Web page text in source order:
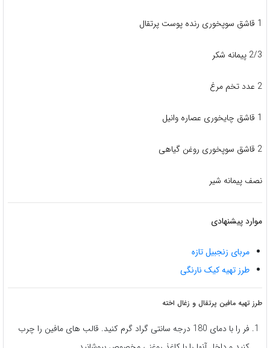
1 قاشق سوپخوری رنده پوست پرتقال
2/3 پیمانه شکر
2 عدد تخم مرغ
1 قاشق چایخوری عصاره وانیل
2 قاشق سوپخوری روغن گیاهی
نصف پیمانه شیر
موارد پیشنهادی
مربای زنجبیل تازه
طرز تهیه کیک نارنگی
طرز تهیه مافین پرتقال و زغال اخته
فر را با دمای 180 درجه سانتی گراد گرم کنید. قالب های مافین را چرب